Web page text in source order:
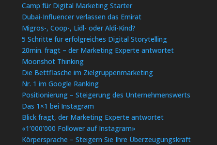
Camp für Digital Marketing Starter
Dubai-Influencer verlassen das Emirat
Migros-, Coop-, Lidl- oder Aldi-Kind?
5 Schritte für erfolgreiches Digital Storytelling
20min. fragt – der Marketing Experte antwortet
Moonshot Thinking
Die Bettflasche im Zielgruppenmarketing
Nr. 1 im Google Ranking
Positionierung – Steigerung des Unternehmenswerts
Das 1×1 bei Instagram
Blick fragt, der Marketing Experte antwortet
«1’000’000 Follower auf Instagram»
Körpersprache – Steigern Sie Ihre Überzeugungskraft